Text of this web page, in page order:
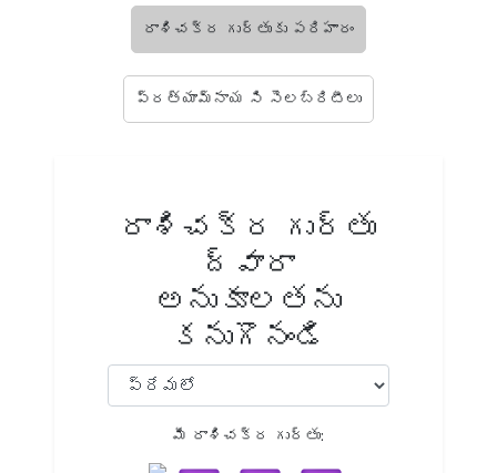
రాశిచక్ర గుర్తుకు పరిహారం
ప్రత్యామ్నాయ సి సెలబ్రిటీలు
రాశిచక్ర గుర్తు
ద్వారా
అనుకూలతను
కనుగొనండి
మీ రాశిచక్ర గుర్తు: